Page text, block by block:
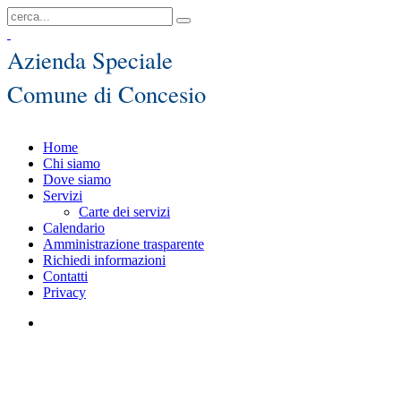
Azienda Speciale
Comune di Concesio
Home
Chi siamo
Dove siamo
Servizi
Carte dei servizi
Calendario
Amministrazione trasparente
Richiedi informazioni
Contatti
Privacy